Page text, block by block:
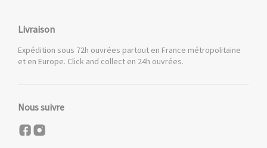
Livraison
Expédition sous 72h ouvrées partout en France métropolitaine
et en Europe. Click and collect en 24h ouvrées.
Nous suivre